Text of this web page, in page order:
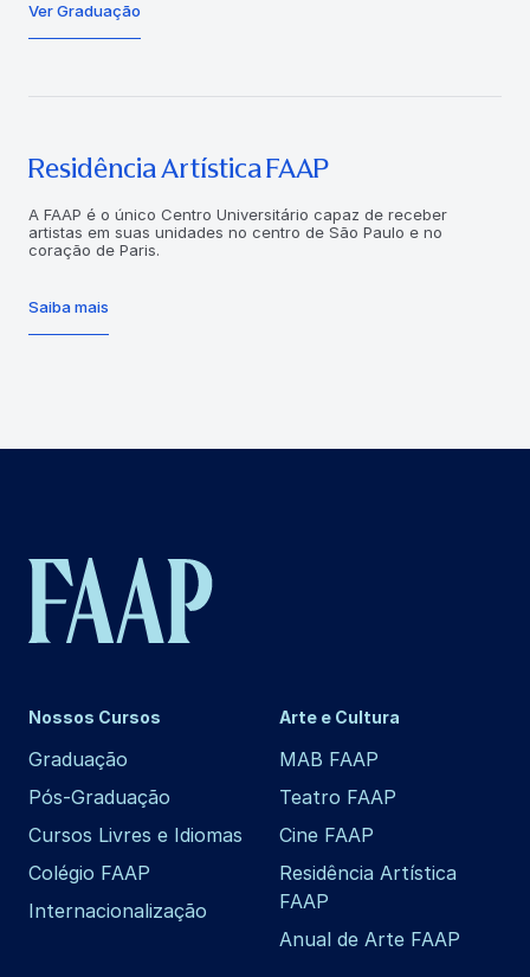
Ver Graduação
Residência Artística FAAP
A FAAP é o único Centro Universitário capaz de receber
artistas em suas unidades no centro de São Paulo e no
coração de Paris.
Saiba mais
Nossos Cursos
Graduação
Pós-Graduação
Cursos Livres e Idiomas
Colégio FAAP
Internacionalização
Arte e Cultura
MAB FAAP
Teatro FAAP
Cine FAAP
Residência Artística
FAAP
Anual de Arte FAAP